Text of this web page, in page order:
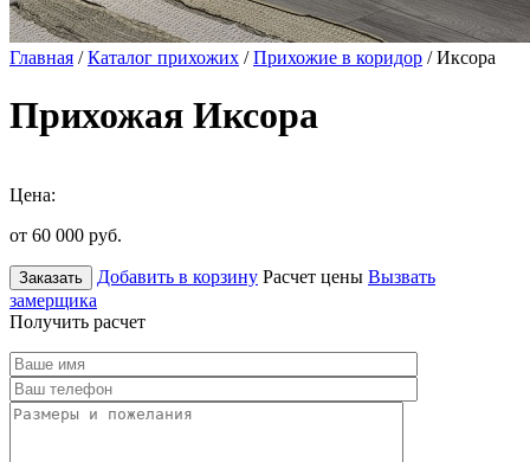
Главная /Каталог прихожих /Прихожие в коридор / Иксора
Прихожая Иксора
Цена:
от 60 000 руб.
Заказать Добавить в корзину Расчет цены Вызвать
замерщика
Получить расчет